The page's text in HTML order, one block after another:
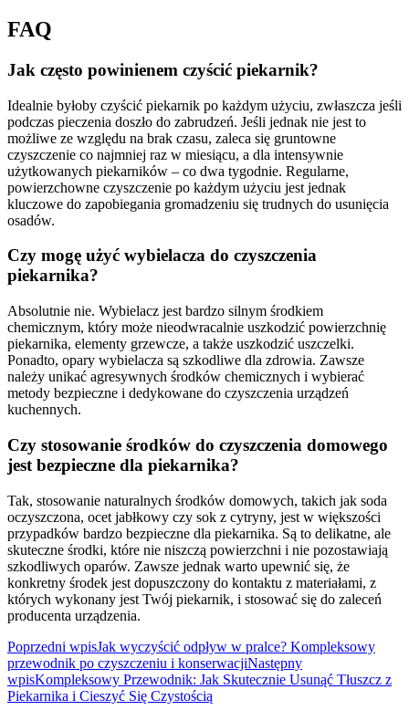
FAQ
Jak często powinienem czyścić piekarnik?
Idealnie byłoby czyścić piekarnik po każdym użyciu, zwłaszcza jeśli
podczas pieczenia doszło do zabrudzeń. Jeśli jednak nie jest to
możliwe ze względu na brak czasu, zaleca się gruntowne
czyszczenie co najmniej raz w miesiącu, a dla intensywnie
użytkowanych piekarników – co dwa tygodnie. Regularne,
powierzchowne czyszczenie po każdym użyciu jest jednak
kluczowe do zapobiegania gromadzeniu się trudnych do usunięcia
osadów.
Czy mogę użyć wybielacza do czyszczenia
piekarnika?
Absolutnie nie. Wybielacz jest bardzo silnym środkiem
chemicznym, który może nieodwracalnie uszkodzić powierzchnię
piekarnika, elementy grzewcze, a także uszkodzić uszczelki.
Ponadto, opary wybielacza są szkodliwe dla zdrowia. Zawsze
należy unikać agresywnych środków chemicznych i wybierać
metody bezpieczne i dedykowane do czyszczenia urządzeń
kuchennych.
Czy stosowanie środków do czyszczenia domowego
jest bezpieczne dla piekarnika?
Tak, stosowanie naturalnych środków domowych, takich jak soda
oczyszczona, ocet jabłkowy czy sok z cytryny, jest w większości
przypadków bardzo bezpieczne dla piekarnika. Są to delikatne, ale
skuteczne środki, które nie niszczą powierzchni i nie pozostawiają
szkodliwych oparów. Zawsze jednak warto upewnić się, że
konkretny środek jest dopuszczony do kontaktu z materiałami, z
których wykonany jest Twój piekarnik, i stosować się do zaleceń
producenta urządzenia.
Nawigacja
wpisu
Poprzedni wpisJak wyczyścić odpływ w pralce? Kompleksowy
przewodnik po czyszczeniu i konserwacjiNastępny
wpisKompleksowy Przewodnik: Jak Skutecznie Usunąć Tłuszcz z
Piekarnika i Cieszyć Się Czystością